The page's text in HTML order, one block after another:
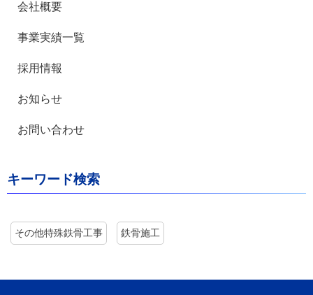
会社概要
事業実績一覧
採用情報
お知らせ
お問い合わせ
キーワード検索
その他特殊鉄骨工事 鉄骨施工